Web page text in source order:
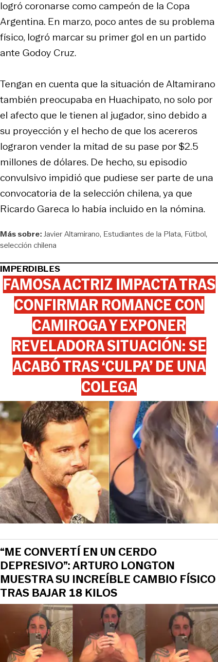
logró coronarse como campeón de la Copa
Argentina. En marzo, poco antes de su problema
físico, logró marcar su primer gol en un partido
ante Godoy Cruz.
Tengan en cuenta que la situación de Altamirano
también preocupaba en Huachipato, no solo por
el afecto que le tienen al jugador, sino debido a
su proyección y el hecho de que los acereros
lograron vender la mitad de su pase por $2.5
millones de dólares. De hecho, su episodio
convulsivo impidió que pudiese ser parte de una
convocatoria de la selección chilena, ya que
Ricardo Gareca lo había incluido en la nómina.
Más sobre:Javier Altamirano Estudiantes de la Plata Fútbol
selección chilena
IMPERDIBLES
FAMOSA ACTRIZ IMPACTA TRAS
CONFIRMAR ROMANCE CON
CAMIROGA Y EXPONER
REVELADORA SITUACIÓN: SE
ACABÓ TRAS ‘CULPA’ DE UNA
COLEGA
“ME CONVERTÍ EN UN CERDO
DEPRESIVO”: ARTURO LONGTON
MUESTRA SU INCREÍBLE CAMBIO FÍSICO
TRAS BAJAR 18 KILOS